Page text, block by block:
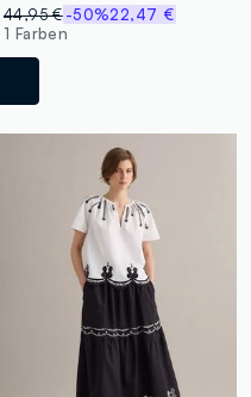
44,95 € -50%22,47 €
1 Farben